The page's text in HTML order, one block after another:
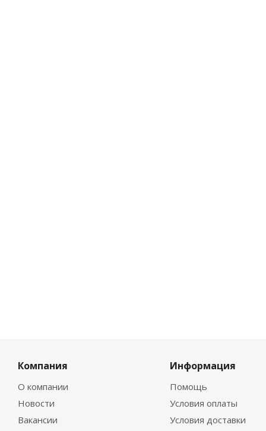
Компания
О компании
Новости
Вакансии
Информация
Помощь
Условия оплаты
Условия доставки